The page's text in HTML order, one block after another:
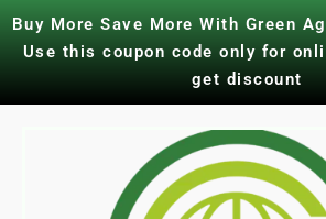
Skip
Buy More Save More With Green
Use this coupon code only for
get discount